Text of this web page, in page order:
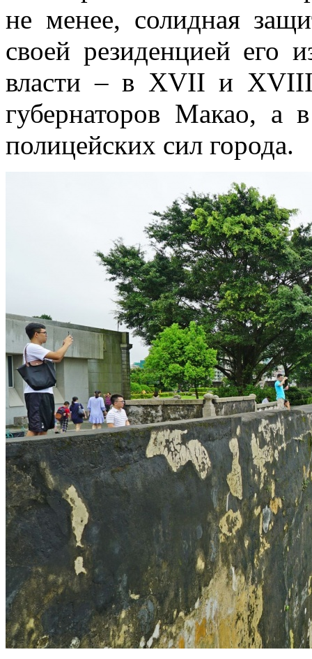
не менее, солидная
своей резиденцией его
власти – в XVII и XVIII
губернаторов Макао, а
полицейских сил города.